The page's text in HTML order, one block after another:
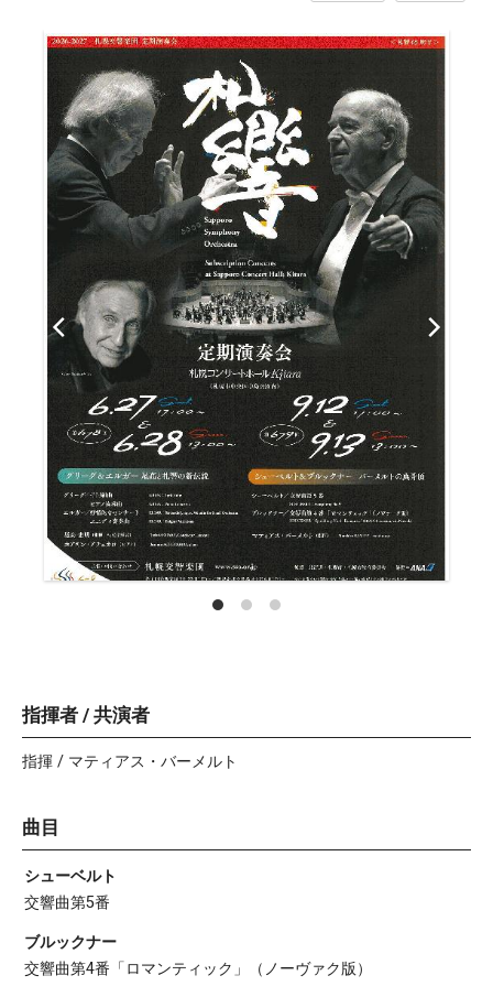
指揮者 / 共演者
指揮 / マティアス・バーメルト
曲目
シューベルト
交響曲第5番
ブルックナー
交響曲第4番「ロマンティック」（ノーヴァク版）